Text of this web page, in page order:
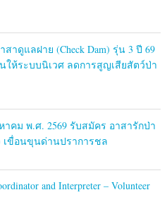
าดูแลฝาย (Check Dam) รุ่น 3 ปี 69
ห้ระบบนิเวศ ลดการสูญเสียสัตว์ป่า
คม พ.ศ. 2569 รับสมัคร อาสารักป่า
เขื่อนขุนด่านปราการชล
and Interpreter – Volunteer